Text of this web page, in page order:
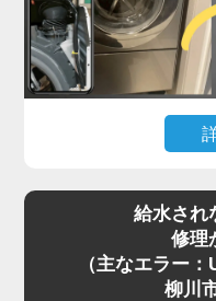
「家電の達人」では
まりの原因を物理的に
その際、同時に洗濯
洗濯機分解クリーニ
エラーの根本解決だ
る方が非常に多い施
てしまった！」とい
柳川市でも頻繁にご
焦って棒などで取ろ
給水され
修理
（主なエラー：
柳川